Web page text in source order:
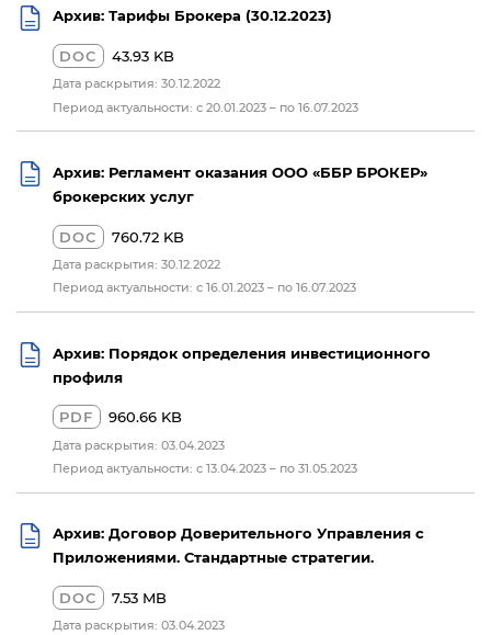
Архив: Тарифы Брокера (30.12.2023)
DOC 43.93 KB
Дата раскрытия: 30.12.2022
Период актуальности: с 20.01.2023 – по 16.07.2023
Архив: Регламент оказания ООО «ББР БРОКЕР»
брокерских услуг
DOC 760.72 KB
Дата раскрытия: 30.12.2022
Период актуальности: с 16.01.2023 – по 16.07.2023
Архив: Порядок определения инвестиционного
профиля
PDF 960.66 KB
Дата раскрытия: 03.04.2023
Период актуальности: с 13.04.2023 – по 31.05.2023
Архив: Договор Доверительного Управления с
Приложениями. Стандартные стратегии.
DOC 7.53 MB
Дата раскрытия: 03.04.2023